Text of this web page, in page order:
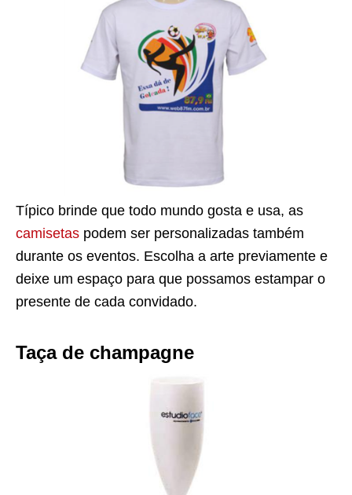
Típico brinde que todo mundo gosta e usa, as
camisetas podem ser personalizadas também
durante os eventos. Escolha a arte previamente e
deixe um espaço para que possamos estampar o
presente de cada convidado.
Taça de champagne